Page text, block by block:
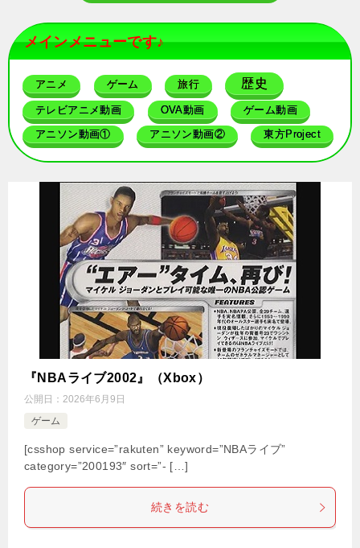
メインメニューです♪
アニメ ゲーム 旅行 歴史
テレビアニメ動画 OVA動画 ゲーム動画
アニソン動画① アニソン動画② 東方Project
『NBAライブ2002』（Xbox）
公開日： 2026年6月9日
ゲーム
[csshop service=”rakuten” keyword=”NBAライブ”
category=”200193″ sort=”- […]
続きを読む